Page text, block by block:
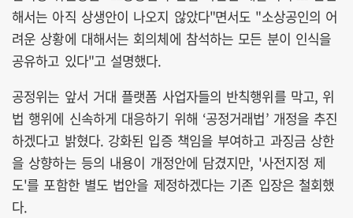
해서는 아직 상생안이 나오지 않았다"면서도 "소상공인의 어
려운 상황에 대해서는 회의체에 참석하는 모든 분이 인식을
공유하고 있다"고 설명했다.
공정위는 앞서 거대 플랫폼 사업자들의 반칙행위를 막고, 위
법 행위에 신속하게 대응하기 위해 ‘공정거래법’ 개정을 추진
하겠다고 밝혔다. 강화된 입증 책임을 부여하고 과징금 상한
을 상향하는 등의 내용이 개정안에 담겼지만, '사전지정 제
도'를 포함한 별도 법안을 제정하겠다는 기존 입장은 철회했
다.